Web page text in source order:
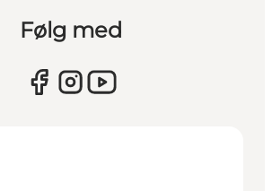
Følg med